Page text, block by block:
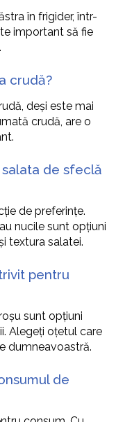
în frigider, într-
important să fie
crudă?
deși este mai
crudă, are o
de sfeclă
de preferințe.
nucile sunt opțiuni
textura salatei.
pentru
sunt opțiuni
Alegeți oțetul care
dumneavoastră.
de